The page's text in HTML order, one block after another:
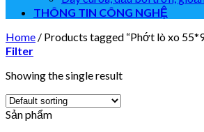
THÔNG TIN CÔNG NGHỆ
Home / Products tagged “Phớt lò xo
Filter
Showing the single result
Sản phẩm